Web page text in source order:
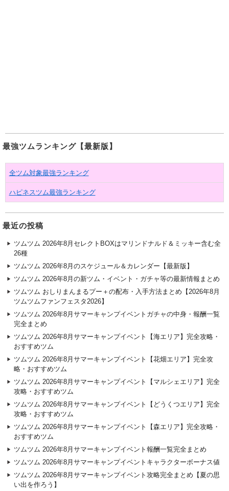
最強ツムランキング【最新版】
全ツム対象最強ランキング
ハピネスツム最強ランキング
最近の投稿
ツムツム 2026年8月セレクトBOXはマリンドナルド＆ミッキー含む全
26種
ツムツム 2026年8月のスケジュール＆カレンダー【最新版】
ツムツム 2026年8月の新ツム・イベント・ガチャ等の最新情報まとめ
ツムツム おしりまんまるプー＋の配布・入手方法まとめ【2026年8月
ツムツムファンフェスタ2026】
ツムツム 2026年8月サマーキャンプイベントガチャの中身・報酬一覧
完全まとめ
ツムツム 2026年8月サマーキャンプイベント【海エリア】完全攻略・
おすすめツム
ツムツム 2026年8月サマーキャンプイベント【花畑エリア】完全攻
略・おすすめツム
ツムツム 2026年8月サマーキャンプイベント【マルシェエリア】完全
攻略・おすすめツム
ツムツム 2026年8月サマーキャンプイベント【どうくつエリア】完全
攻略・おすすめツム
ツムツム 2026年8月サマーキャンプイベント【森エリア】完全攻略・
おすすめツム
ツムツム 2026年8月サマーキャンプイベント報酬一覧完全まとめ
ツムツム 2026年8月サマーキャンプイベントキャラクターボーナス値
ツムツム 2026年8月サマーキャンプイベント攻略完全まとめ【夏の思
い出を作ろう】